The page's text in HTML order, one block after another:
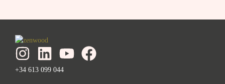
+34 613 099 044